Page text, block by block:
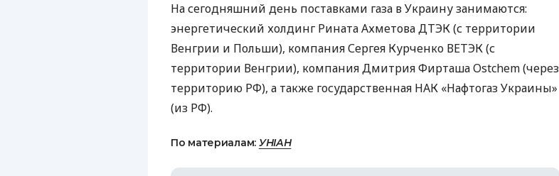
На сегодняшний день поставками газа в Украину занимаются:
энергетический холдинг Рината АхметоваДТЭК(с территории
Венгрии и Польши), компания Сергея Курченко ВЕТЭК(с
территории Венгрии), компания Дмитрия Фирташа Ostchem (через
территорию РФ), а также государственная НАК «Нафтогаз Украины»
(из РФ).
По материалам: УНІАН